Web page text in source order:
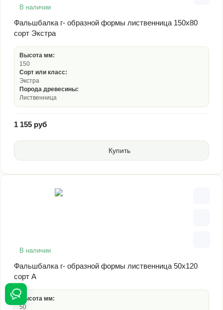
В наличии
Фальшбалка г- образной формы лиственница 150х80
сорт Экстра
Высота мм:
150
Сорт или класс:
Экстра
Порода древесины:
Лиственница
1 155 руб
Купить
В наличии
Фальшбалка г- образной формы лиственница 50х120
сорт А
Высота мм:
50